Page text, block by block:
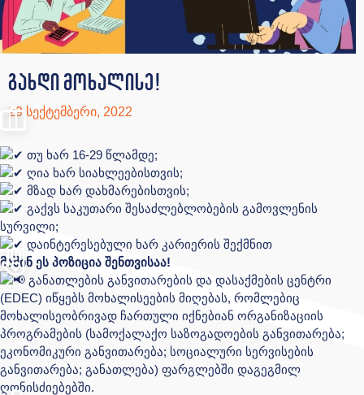
გახდი მოხალისე!
29 სექტემბერი, 2022
თუ ხარ 16-29 წლამდე;
ღია ხარ სიახლეებისთვის;
მზად ხარ დახმარებისთვის;
გაქვს საკუთარი შესაძლებლობების გამოვლენის
სურვილი;
დაინტერესებული ხარ კარიერის შექმნით
მაშინ ეს პოზიცია შენთვისაა!
განათლების განვითარების და დასაქმების ცენტრი
(EDEC) იწყებს მოხალისეების მიღებას, რომლებიც
მოხალისეობრივად ჩართული იქნებიან ორგანიზაციის
პროგრამების (სამოქალაქო საზოგადოების განვითარება;
ეკონომიკური განვითარება; სოციალური სერვისების
განვითარება; განათლება) ფარგლებში დაგეგმილ
ღონისძიებებში.